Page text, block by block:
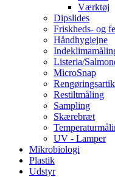
Værktøj
Dipslides
Friskheds- og
Håndhygiejne
Listeria/
MicroSnap
Restiltmåling
Sampling
Skærebræt
UV - Lamper
Mikrobiologi
Plastik
Udstyr